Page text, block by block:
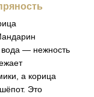
вода — нежность
а корица
Это